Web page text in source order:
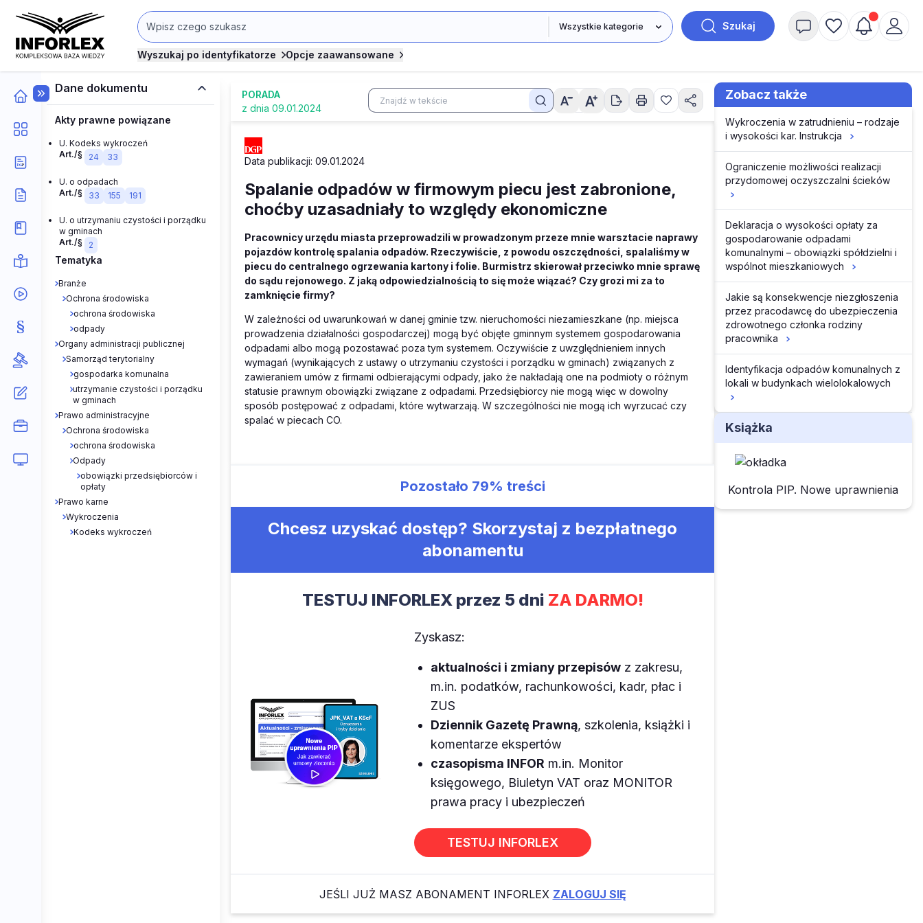
Szukaj
Wyszukaj po identyfikatorze Opcje zaawansowane
Dane dokumentu
Akty prawne powiązane
U. Kodeks wykroczeń
Art./§
24 33
U. o odpadach
Art./§
33 155 191
U. o utrzymaniu czystości i porządku
w gminach
Art./§
2
Tematyka
Branże
Ochrona środowiska
ochrona środowiska
odpady
Organy administracji publicznej
Samorząd terytorialny
gospodarka komunalna
utrzymanie czystości i porządku
w gminach
Prawo administracyjne
Ochrona środowiska
ochrona środowiska
Odpady
obowiązki przedsiębiorców i
opłaty
Prawo karne
Wykroczenia
Kodeks wykroczeń
PORADA
z dnia 09.01.2024
Data publikacji: 09.01.2024
Spalanie odpadów w firmowym piecu jest zabronione,
choćby uzasadniały to względy ekonomiczne
Pracownicy urzędu miasta przeprowadzili w prowadzonym przeze mnie warsztacie naprawy
pojazdów kontrolę spalania odpadów. Rzeczywiście, z powodu oszczędności, spalaliśmy w
piecu do centralnego ogrzewania kartony i folie. Burmistrz skierował przeciwko mnie sprawę
do sądu rejonowego. Z jaką odpowiedzialnością to się może wiązać? Czy grozi mi za to
zamknięcie firmy?
W zależności od uwarunkowań w danej gminie tzw. nieruchomości niezamieszkane (np. miejsca
prowadzenia działalności gospodarczej) mogą być objęte gminnym systemem gospodarowania
odpadami albo mogą pozostawać poza tym systemem. Oczywiście z uwzględnieniem innych
wymagań (wynikających z ustawy o utrzymaniu czystości i porządku w gminach) związanych z
zawieraniem umów z firmami odbierającymi odpady, jako że nakładają one na podmioty o różnym
statusie prawnym obowiązki związane z odpadami. Przedsiębiorcy nie mogą więc w dowolny
sposób postępować z odpadami, które wytwarzają. W szczególności nie mogą ich wyrzucać czy
spalać w piecach CO.
Pozostało 79% treści
Chcesz uzyskać dostęp? Skorzystaj z bezpłatnego
abonamentu
TESTUJ INFORLEX przez 5 dni ZA DARMO!
Zyskasz:
aktualności i zmiany przepisówz zakresu,
m.in. podatków, rachunkowości, kadr, płac i
ZUS
Dziennik Gazetę Prawną, szkolenia, książki i
komentarze ekspertów
czasopisma INFOR m.in. Monitor
księgowego, Biuletyn VAT oraz MONITOR
prawa pracy i ubezpieczeń
TESTUJ INFORLEX
JEŚLI JUŻ MASZ ABONAMENT INFORLEX ZALOGUJ SIĘ
Zobacz także
Wykroczenia w zatrudnieniu – rodzaje
i wysokości kar. Instrukcja
Ograniczenie możliwości realizacji
przydomowej oczyszczalni ścieków
Deklaracja o wysokości opłaty za
gospodarowanie odpadami
komunalnymi – obowiązki spółdzielni i
wspólnot mieszkaniowych
Jakie są konsekwencje niezgłoszenia
przez pracodawcę do ubezpieczenia
zdrowotnego członka rodziny
pracownika
Identyfikacja odpadów komunalnych z
lokali w budynkach wielolokalowych
Książka
Kontrola PIP. Nowe uprawnienia